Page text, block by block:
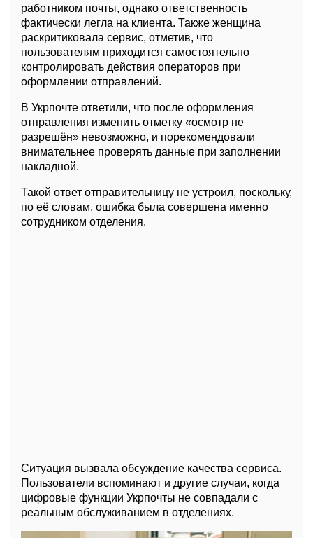
работником почты, однако ответственность
фактически легла на клиента. Также женщина
раскритиковала сервис, отметив, что
пользователям приходится самостоятельно
контролировать действия операторов при
оформлении отправлений.
В Укрпочте ответили, что после оформления
отправления изменить отметку «осмотр не
разрешён» невозможно, и порекомендовали
внимательнее проверять данные при заполнении
накладной.
Такой ответ отправительницу не устроил, поскольку,
по её словам, ошибка была совершена именно
сотрудником отделения.
Ситуация вызвала обсуждение качества сервиса.
Пользователи вспоминают и другие случаи, когда
цифровые функции Укрпочты не совпадали с
реальным обслуживанием в отделениях.